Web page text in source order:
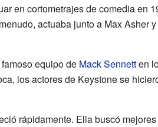
en cortometrajes de comedia en
actuaba junto a Max Asher
equipo de Mack Sennetten
los actores de Keystone se
rápidamente. Ella buscó